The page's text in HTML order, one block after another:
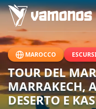
MAROCCO
TOUR DEL
MARRAKECH,
DESERTO E